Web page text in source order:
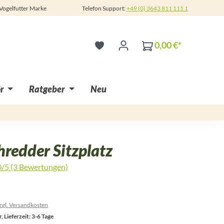
Marke Telefon Support:+49 (0) 3643 811 111 1
0,00 €*
Ratgeber Neu
Sitzplatz
5 (3 Bewertungen)
Versandkosten
Lieferzeit: 3-6 Tage